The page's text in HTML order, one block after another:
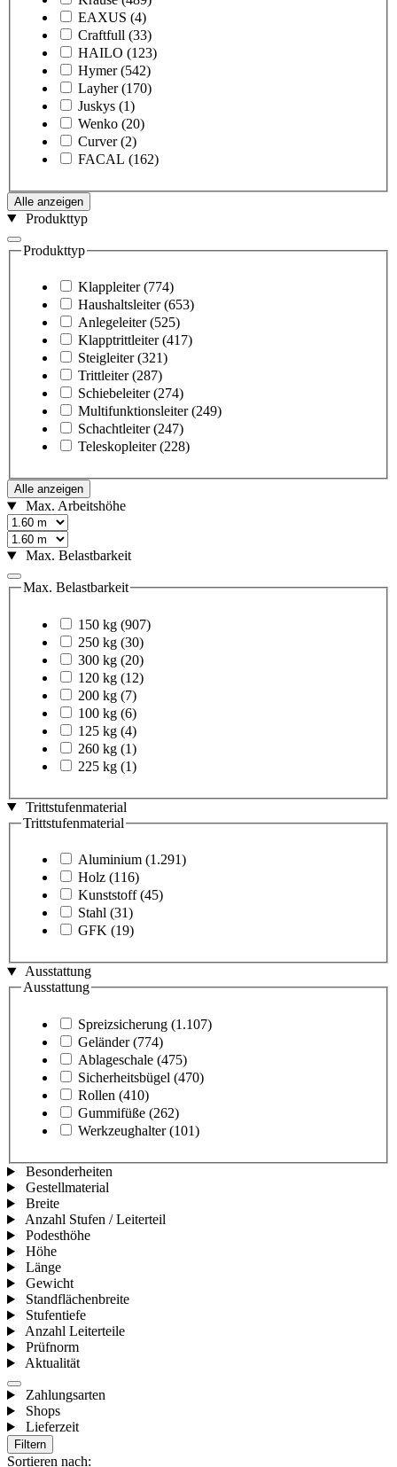
EAXUS (4)
Craftfull (33)
HAILO (123)
Hymer (542)
Layher (170)
Juskys (1)
Wenko (20)
Curver (2)
FACAL (162)
Alle anzeigen
Produkttyp
Produkttyp
Klappleiter (774)
Haushaltsleiter (653)
Anlegeleiter (525)
Klapptrittleiter (417)
Steigleiter (321)
Trittleiter (287)
Schiebeleiter (274)
Multifunktionsleiter (249)
Schachtleiter (247)
Teleskopleiter (228)
Alle anzeigen
Max. Arbeitshöhe
Max. Belastbarkeit
Max. Belastbarkeit
150 kg (907)
250 kg (30)
300 kg (20)
120 kg (12)
200 kg (7)
100 kg (6)
125 kg (4)
260 kg (1)
225 kg (1)
Trittstufenmaterial
Trittstufenmaterial
Aluminium (1.291)
Holz (116)
Kunststoff (45)
Stahl (31)
GFK (19)
Ausstattung
Ausstattung
Spreizsicherung (1.107)
Geländer (774)
Ablageschale (475)
Sicherheitsbügel (470)
Rollen (410)
Gummifüße (262)
Werkzeughalter (101)
Besonderheiten
Gestellmaterial
Breite
Anzahl Stufen / Leiterteil
Podesthöhe
Höhe
Länge
Gewicht
Standflächenbreite
Stufentiefe
Anzahl Leiterteile
Prüfnorm
Aktualität
Zahlungsarten
Shops
Lieferzeit
Filtern
Sortieren nach: